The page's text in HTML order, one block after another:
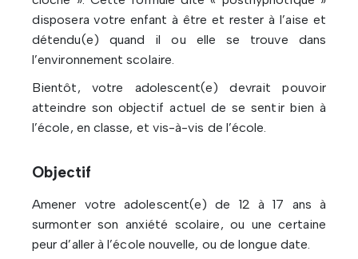
disposera votre enfant à être et rester à l’aise et
détendu(e) quand il ou elle se trouve dans
l’environnement scolaire.
Bientôt, votre adolescent(e) devrait pouvoir
atteindre son objectif actuel de se sentir bien à
l’école, en classe, et vis-à-vis de l’école.
Objectif
Amener votre adolescent(e) de 12 à 17 ans à
surmonter son anxiété scolaire, ou une certaine
peur d’aller à l’école nouvelle, ou de longue date.